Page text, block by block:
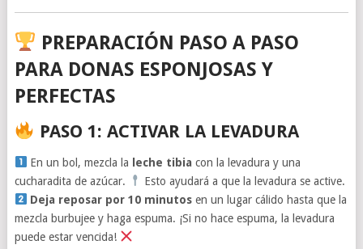
PREPARACIÓN PASO A PASO
PARA DONAS ESPONJOSAS Y
PERFECTAS
PASO 1: ACTIVAR LA LEVADURA
En un bol, mezcla la leche tibia con la levadura y una
cucharadita de azúcar.
Esto ayudará a que la levadura se active.
Deja reposar por 10 minutos en un lugar cálido hasta que la
mezcla burbujee y haga espuma. ¡Si no hace espuma, la levadura
puede estar vencida!